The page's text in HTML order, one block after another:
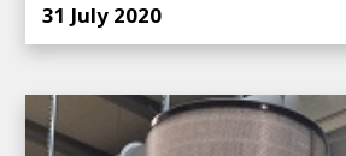
31 July 2020